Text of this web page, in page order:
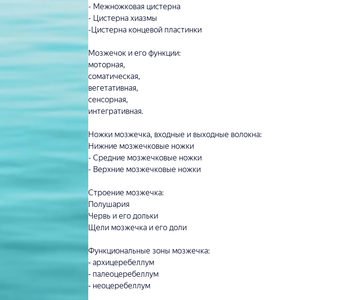
- Межножковая цистерна
- Цистерна хиазмы
-Цистерна концевой пластинки
Мозжечок и его функции:
моторная,
соматическая,
вегетативная,
сенсорная,
интегративная.
Ножки мозжечка, входные и выходные волокна:
Нижние мозжечковые ножки
- Средние мозжечковые ножки
- Верхние мозжечковые ножки
Строение мозжечка:
Полушария
Червь и его дольки
Щели мозжечка и его доли
Функциональные зоны мозжечка:
⁃ архицеребеллум
⁃ палеоцеребеллум
⁃ неоцеребеллум